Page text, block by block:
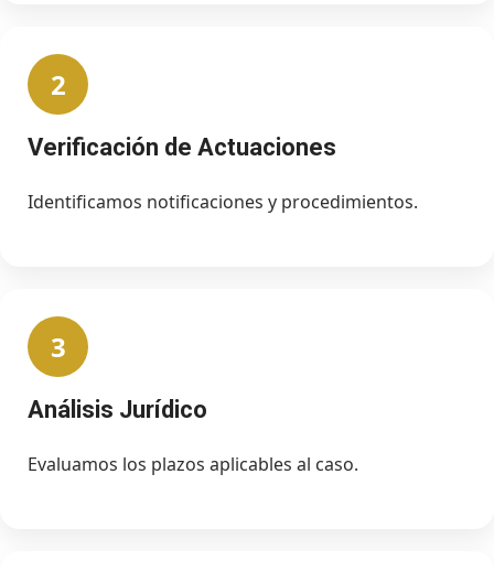
2
Verificación de Actuaciones
Identificamos notificaciones y procedimientos.
3
Análisis Jurídico
Evaluamos los plazos aplicables al caso.